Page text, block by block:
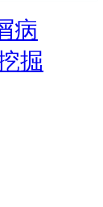
病
掘